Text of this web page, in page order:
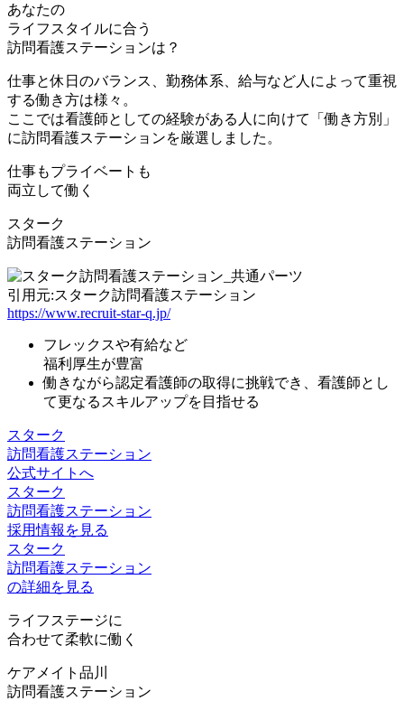
あなたの
ライフスタイルに合う
訪問看護ステーションは？
仕事と休日のバランス、勤務体系、給与など人によって重視
する働き方は様々。
ここでは看護師としての経験がある人に向けて
「働き方別」
に訪問看護ステーションを厳選 しました。
仕事もプライベートも
両立して働く
スターク
訪問看護ステーション
引用元:スターク訪問看護ステーション
https://www.recruit-star-q.jp/
フレックスや有給など
福利厚生が豊富
働きながら認定看護師の取得に挑戦でき、看護師とし
て更なるスキルアップを目指せる
スターク
訪問看護ステーション
公式サイトへ
スターク
訪問看護ステーション
採用情報を見る
スターク
訪問看護ステーション
の詳細を見る
ライフステージに
合わせて柔軟に働く
ケアメイト品川
訪問看護ステーション